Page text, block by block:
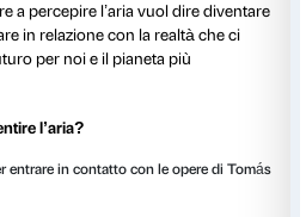
– le persone che
usiamo – e spingerci ancora
percepire quello che non
esposte a Palazzo